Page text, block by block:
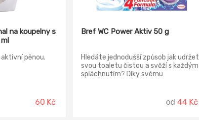
na koupelny s
pěnou.
60 Kč
Bref WC Power Aktiv 50 g
Hledáte jednodušší způsob jak udržet
svou toaletu čistou a svěží s každým
spláchnutím? Díky svému
zabraňuje usazování vodního
kamene, vytváří účinnou čisticí pěnu,
od44 Kč